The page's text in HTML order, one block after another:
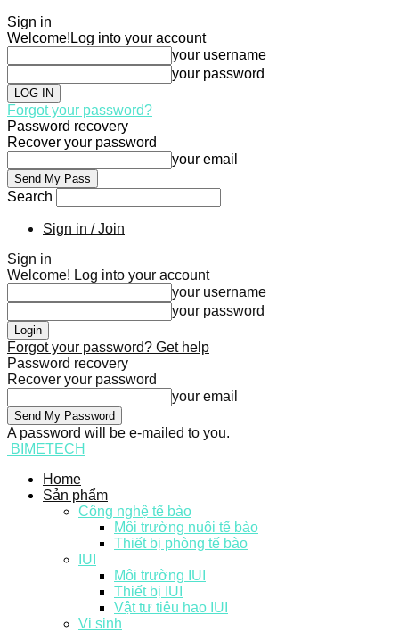
Sign in
Welcome! Log into your account
your username
your password
Forgot your password?
Password recovery
Recover your password
your email
Search
Sign in / Join
Sign in
Welcome! Log into your account
your username
your password
Forgot your password? Get help
Password recovery
Recover your password
your email
A password will be e-mailed to you.
BIMETECH
Home
Sản phẩm
Công nghệ tế bào
Môi trường nuôi tế bào
Thiết bị phòng tế bào
IUI
Môi trường IUI
Thiết bị IUI
Vật tư tiêu hao IUI
Vi sinh